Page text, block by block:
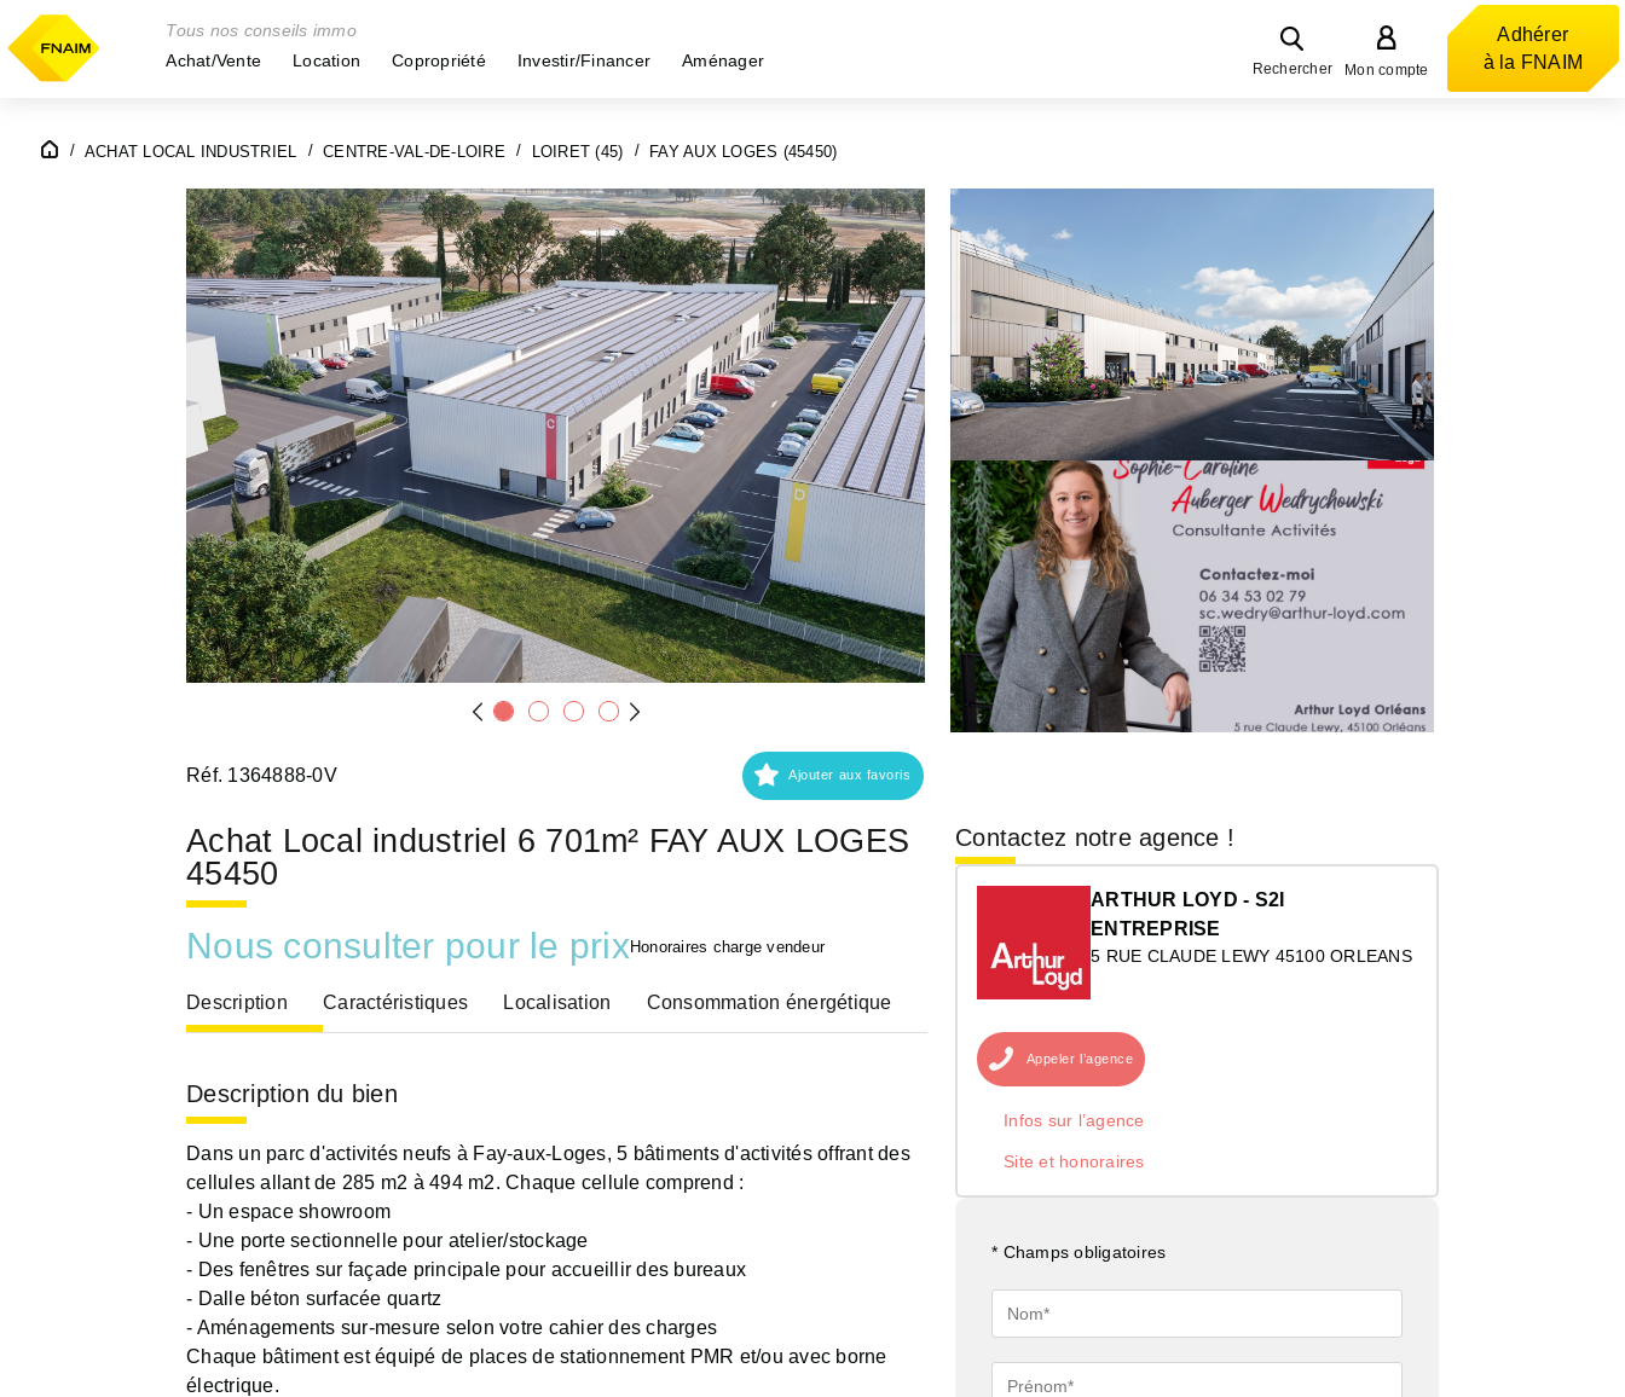
Tous nos conseils immo
Achat/Vente
Location Copropriété Investir/Financer Aménager Rechercher Mon compte
Adhérer
à la FNAIM
ACHAT LOCAL INDUSTRIEL CENTRE-VAL-DE-LOIRE LOIRET (45) FAY AUX LOGES (45450)
Réf. 1364888-0V Ajouter aux favoris
Achat Local industriel 6 701m² FAY AUX LOGES
45450
Nous consulter pour le prix Honoraires charge vendeur
Description Caractéristiques Localisation Consommation énergétique
Description du bien
Dans un parc d'activités neufs à Fay-aux-Loges, 5 bâtiments d'activités offrant des
cellules allant de 285 m2 à 494 m2. Chaque cellule comprend :
- Un espace showroom
- Une porte sectionnelle pour atelier/stockage
- Des fenêtres sur façade principale pour accueillir des bureaux
- Dalle béton surfacée quartz
- Aménagements sur-mesure selon votre cahier des charges
Chaque bâtiment est équipé de places de stationnement PMR et/ou avec borne
électrique.
Contactez notre agence !
ARTHUR LOYD - S2I
ENTREPRISE
5 RUE CLAUDE LEWY 45100 ORLEANS
Appeler l’agence
Infos sur l’agence
Site et honoraires
* Champs obligatoires
Nom*
Prénom*